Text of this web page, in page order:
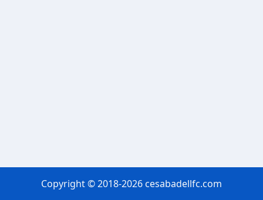
Copyright © 2018-2026 cesabadellfc.com